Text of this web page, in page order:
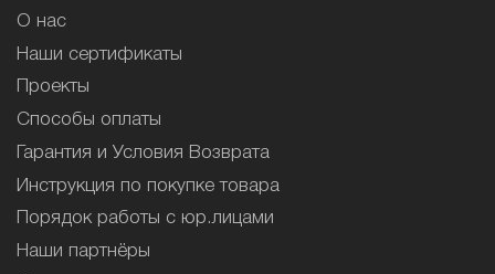
О нас
Наши сертификаты
Проекты
Способы оплаты
Гарантия и Условия Возврата
Инструкция по покупке товара
Порядок работы с юр.лицами
Наши партнёры